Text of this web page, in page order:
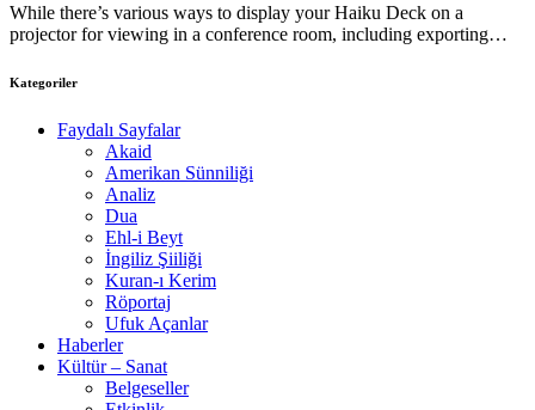
While there’s various ways to display your Haiku Deck on a
projector for viewing in a conference room, including exporting…
Kategoriler
Faydalı Sayfalar
Akaid
Amerikan Sünniliği
Analiz
Dua
Ehl-i Beyt
İngiliz Şiiliği
Kuran-ı Kerim
Röportaj
Ufuk Açanlar
Haberler
Kültür – Sanat
Belgeseller